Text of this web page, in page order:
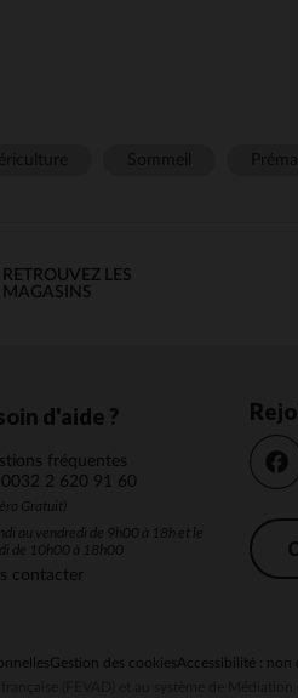
RETROUVEZ LES
MAGASINS
d'aide ?
fréquentes
0032 2 620 91 60
Gratuit)
au vendredi de 9h00 à 18h et le
de 10h00 à 18h00
contacter
Gestion des cookiesAccessibilité : non